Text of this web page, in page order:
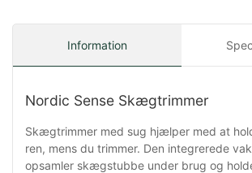
Information
Nordic Sense Skægtrimmer
Skægtrimmer med sug hjælper med at
ren, mens du trimmer. Den integrerede
opsamler skægstubbe under brug og